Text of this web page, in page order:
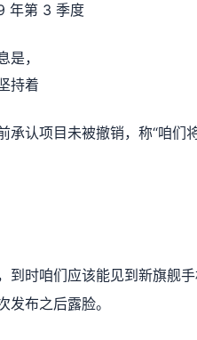
年第 3 季度
是，
持着
承认项目未被撤销，称“咱
到时咱们应该能见到新旗舰
发布之后露脸。